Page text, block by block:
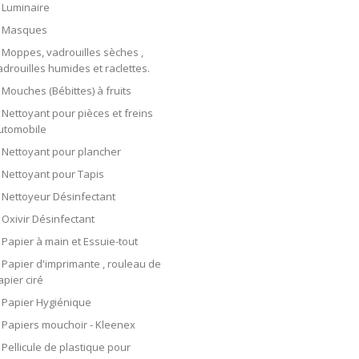
Luminaire
Masques
Moppes, vadrouilles sèches ,
humides et raclettes.
Mouches (Bébittes) à fruits
Nettoyant pour pièces et freins
Nettoyant pour plancher
Nettoyant pour Tapis
Nettoyeur Désinfectant
Oxivir Désinfectant
Papier à main et Essuie-tout
Papier d'imprimante , rouleau de
ciré
Papier Hygiénique
Papiers mouchoir - Kleenex
Pellicule de plastique pour